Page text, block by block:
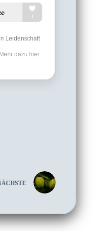
Leidenschaft
dazu hier.